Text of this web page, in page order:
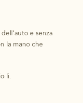
e senza
la mano che
lì.